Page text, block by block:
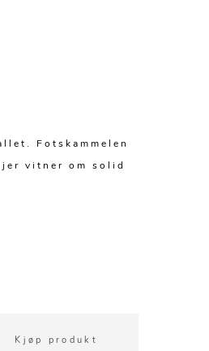
Fotskammelen
vitner om solid
Kjøp produkt